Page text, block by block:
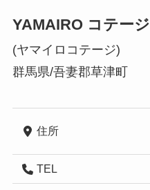
YAMAIRO コテージ
(ヤマイロコテージ)
群馬県/吾妻郡草津町
住所
TEL